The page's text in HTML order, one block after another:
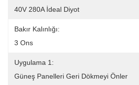
40V 280A İdeal Diyot
Bakır Kalınlığı:
3 Ons
Uygulama 1:
Güneş Panelleri Geri Dökmeyi Önler